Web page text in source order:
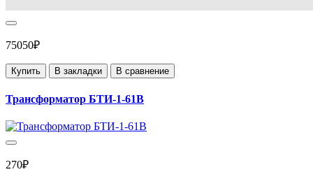
75050₽
Купить В закладки В сравнение
Трансформатор БТИ-1-61В
270₽